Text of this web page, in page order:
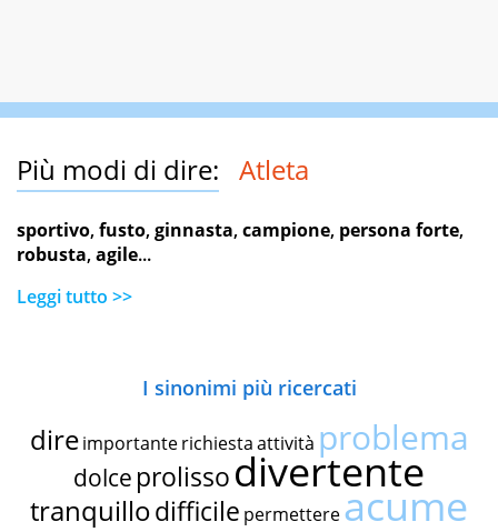
Più modi di dire: Atleta
sportivo,fusto,ginnasta,campione, persona forte,
robusta,agile...
Leggi tutto >>
I sinonimi più ricercati
dire importante richiestaattività problema
dolce prolissodivertente
tranquillodifficile permettereacume